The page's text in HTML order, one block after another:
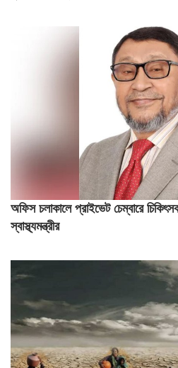
অফিস চলাকালে প্রাইভেট চেম্বারে
স্বাস্থ্যমন্ত্রীর